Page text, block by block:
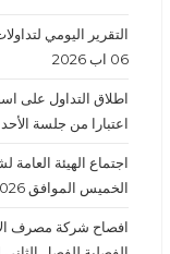
التقرير اليومي
06 اب 2026
اطلاق التداول على
اعتبارا من جلسة الأحد
اجتماع الهيئة العامة
الخميس الموافق 20/8/2026.
افصاح شركة مصرف